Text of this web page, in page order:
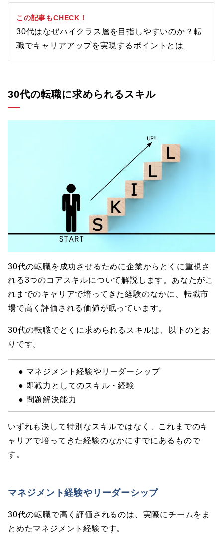
この記事もCHECK！
30代はなぜハイクラス層を目指しやすいのか？転
職でキャリアアップを実現するポイントとは
30代の転職に求められるスキル
30代の転職を成功させるために企業からとくに重視さ
れる3つのコアスキルについて解説します。あなたがこ
れまでのキャリアで培ってきた経験のなかに、転職市
場で高く評価される価値が眠っています。
30代の転職でとくに求められるスキルは、以下のとお
りです。
● マネジメント経験やリーダーシップ
● 即戦力としてのスキル・経験
● 問題解決能力
いずれも決して特別なスキルではなく、これまでのキ
ャリアで培ってきた経験のなかにすでにあるもので
す。
マネジメント経験やリーダーシップ
30代の転職で高く評価されるのは、実際にチームをま
とめたマネジメント経験です。